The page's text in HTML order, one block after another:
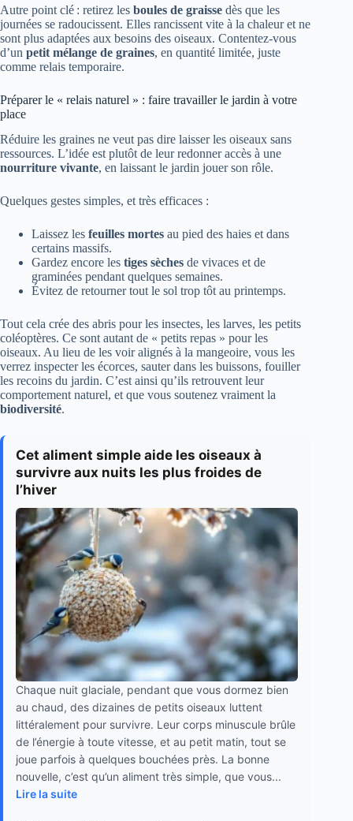
Autre point clé : retirez les boules de graisse dès que les
journées se radoucissent. Elles rancissent vite à la chaleur et ne
sont plus adaptées aux besoins des oiseaux. Contentez-vous
d’un petit mélange de graines, en quantité limitée, juste
comme relais temporaire.
Préparer le « relais naturel » : faire travailler le jardin à votre
place
Réduire les graines ne veut pas dire laisser les oiseaux sans
ressources. L’idée est plutôt de leur redonner accès à une
nourriture vivante, en laissant le jardin jouer son rôle.
Quelques gestes simples, et très efficaces :
Laissez les feuilles mortes au pied des haies et dans
certains massifs.
Gardez encore les tiges sèches de vivaces et de
graminées pendant quelques semaines.
Évitez de retourner tout le sol trop tôt au printemps.
Tout cela crée des abris pour les insectes, les larves, les petits
coléoptères. Ce sont autant de « petits repas » pour les
oiseaux. Au lieu de les voir alignés à la mangeoire, vous les
verrez inspecter les écorces, sauter dans les buissons, fouiller
les recoins du jardin. C’est ainsi qu’ils retrouvent leur
comportement naturel, et que vous soutenez vraiment la
biodiversité.
Cet aliment simple aide les oiseaux à
survivre aux nuits les plus froides de
l’hiver
Chaque nuit glaciale, pendant que vous dormez bien
au chaud, des dizaines de petits oiseaux luttent
littéralement pour survivre. Leur corps minuscule brûle
de l’énergie à toute vitesse, et au petit matin, tout se
joue parfois à quelques bouchées près. La bonne
nouvelle, c’est qu’un aliment très simple, que vous...
Lire la suite